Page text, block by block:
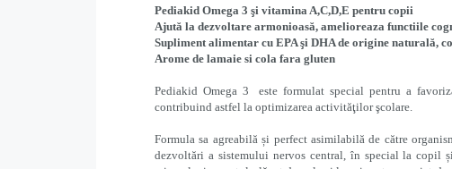
Pediakid Omega 3 şi vitamina A,C,D,E pentru copii
Ajută la dezvoltare armonioasă, amelioreaza functiile
Supliment alimentar cu EPA şi DHA de origine naturală,
Arome de lamaie si cola fara gluten
Pediakid Omega 3 este formulat special pentru a
contribuind astfel la optimizarea activităţilor şcolare.
Formula sa agreabilă și perfect asimilabilă de către
dezvoltări a sistemului nervos central, în special la copil